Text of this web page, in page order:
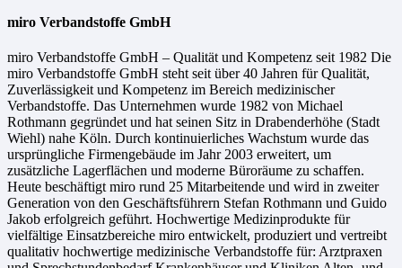
miro Verbandstoffe GmbH
miro Verbandstoffe GmbH – Qualität und Kompetenz seit 1982 Die
miro Verbandstoffe GmbH steht seit über 40 Jahren für Qualität,
Zuverlässigkeit und Kompetenz im Bereich medizinischer
Verbandstoffe. Das Unternehmen wurde 1982 von Michael
Rothmann gegründet und hat seinen Sitz in Drabenderhöhe (Stadt
Wiehl) nahe Köln. Durch kontinuierliches Wachstum wurde das
ursprüngliche Firmengebäude im Jahr 2003 erweitert, um
zusätzliche Lagerflächen und moderne Büroräume zu schaffen.
Heute beschäftigt miro rund 25 Mitarbeitende und wird in zweiter
Generation von den Geschäftsführern Stefan Rothmann und Guido
Jakob erfolgreich geführt. Hochwertige Medizinprodukte für
vielfältige Einsatzbereiche miro entwickelt, produziert und vertreibt
qualitativ hochwertige medizinische Verbandstoffe für: Arztpraxen